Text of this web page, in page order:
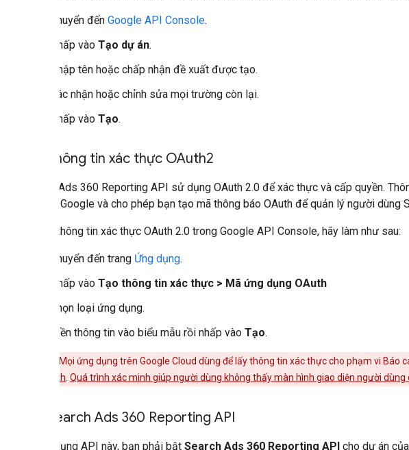
Chuyển đến Google API Console.
Nhấp vào Tạo dự án.
Nhập tên hoặc chấp nhận đề xuất được tạo.
Xác nhận hoặc chỉnh sửa mọi trường còn lại.
Nhấp vào Tạo.
Tạo thông tin xác thực OAuth2
Search Ads 360 Reporting API sử dụng OAuth 2.0 để xác thực và cấp quyền.
bạn với Google và cho phép bạn tạo mã thông báo OAuth để quản lý người dùng
Để tạo thông tin xác thực OAuth 2.0 trong Google API Console, hãy làm như sau:
Chuyển đến trang Ứng dụng.
Nhấp vào Tạo thông tin xác thực > Mã ứng dụng OAuth
Chọn loại ứng dụng.
Điền thông tin vào biểu mẫu rồi nhấp vào Tạo.
Mọi ứng dụng trên Google Cloud dùng để lấy thông tin xác thực cho phạm vi Báo
giao thức OAuth Quá trình xác minh giúp người dùng không thấy màn hình giao diện người dùng
Bật Search Ads 360 Reporting API
Để sử dụng API này, bạn phải bật Search Ads 360 Reporting API cho dự án